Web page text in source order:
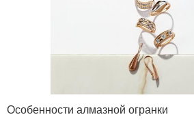
Особенности алмазной огранки